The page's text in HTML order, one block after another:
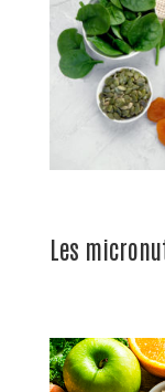
Les